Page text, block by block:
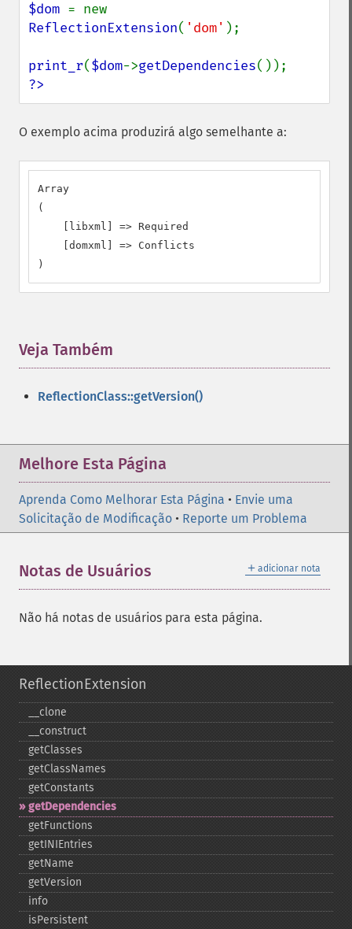
$dom
ReflectionExtension( 'dom' );
print_r($dom->getDependencies
?>
O exemplo acima produzirá algo semelhante a:
Array
(
    [libxml] => Required
    [domxml] => Conflicts
)
Veja Também
ReflectionClass::getVersion()
Melhore Esta Página
Aprenda Como Melhorar Esta Página • Envie uma
Solicitação de Modificação • Reporte um Problema
＋ adicionar nota
Notas de Usuários
Não há notas de usuários para esta página.
ReflectionExtension
_​_​clone
_​_​construct
getClasses
getClassNames
getConstants
getDependencies
getFunctions
getINIEntries
getName
getVersion
info
isPersistent